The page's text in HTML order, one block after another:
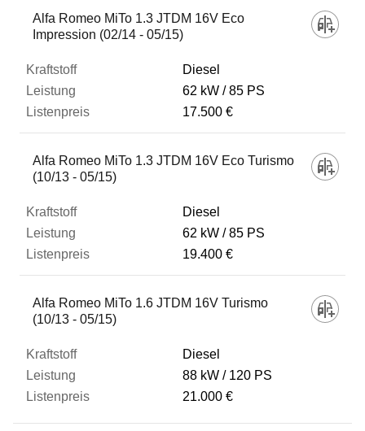
Alfa Romeo MiTo 1.3 JTDM 16V Eco
Impression (02/14 - 05/15)
Diesel
62 kW
85 PS
17.500 €
Alfa Romeo MiTo 1.3 JTDM 16V Eco Turismo
(10/13 - 05/15)
Diesel
62 kW
85 PS
19.400 €
Alfa Romeo MiTo 1.6 JTDM 16V Turismo
(10/13 - 05/15)
Diesel
88 kW
120 PS
21.000 €